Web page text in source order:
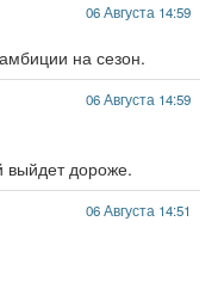
06 Августа 14:59
на сезон.
06 Августа 14:59
выйдет дороже.
06 Августа 14:51